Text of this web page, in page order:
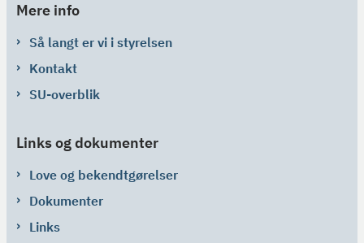
Mere info
Så langt er vi i styrelsen
Kontakt
SU-overblik
Links og dokumenter
Love og bekendtgørelser
Dokumenter
Links